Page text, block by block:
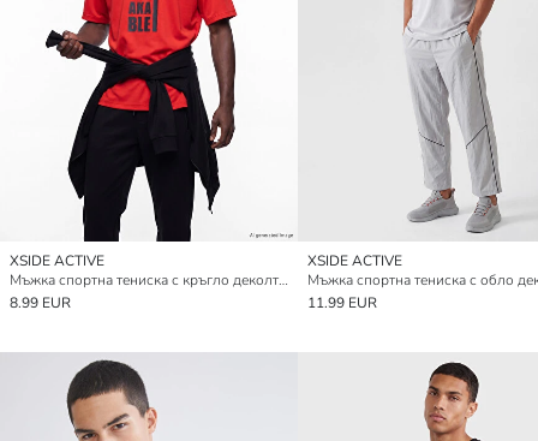
XSIDE ACTIVE
Мъжка спортна тениска с кръгло деколте с принт
8.99 EUR
XSIDE ACTIVE
Мъжка спортна тениска с обло
11.99 EUR